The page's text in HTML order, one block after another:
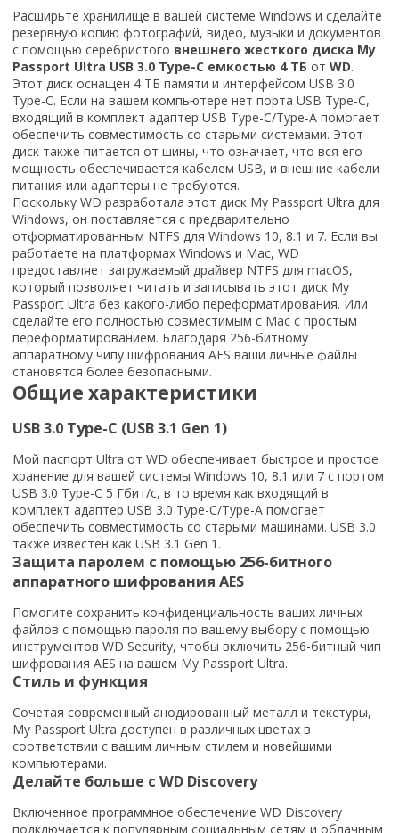
Расширьте хранилище в вашей системе Windows и сделайте
резервную копию фотографий, видео, музыки и документов
с помощью серебристого внешнего жесткого диска My
Passport Ultra USB 3.0 Type-C емкостью 4 ТБ от WD.
Этот диск оснащен 4 ТБ памяти и интерфейсом USB 3.0
Type-C. Если на вашем компьютере нет порта USB Type-C,
входящий в комплект адаптер USB Type-C/Type-A помогает
обеспечить совместимость со старыми системами. Этот
диск также питается от шины, что означает, что вся его
мощность обеспечивается кабелем USB, и внешние кабели
питания или адаптеры не требуются.
Поскольку WD разработала этот диск My Passport Ultra для
Windows, он поставляется с предварительно
отформатированным NTFS для Windows 10, 8.1 и 7. Если вы
работаете на платформах Windows и Mac, WD
предоставляет загружаемый драйвер NTFS для macOS,
который позволяет читать и записывать этот диск My
Passport Ultra без какого-либо переформатирования. Или
сделайте его полностью совместимым с Mac с простым
переформатированием. Благодаря 256-битному
аппаратному чипу шифрования AES ваши личные файлы
становятся более безопасными.
Общие характеристики
USB 3.0 Type-C (USB 3.1 Gen 1)
Мой паспорт Ultra от WD обеспечивает быстрое и простое
хранение для вашей системы Windows 10, 8.1 или 7 с портом
USB 3.0 Type-C 5 Гбит/с, в то время как входящий в
комплект адаптер USB 3.0 Type-C/Type-A помогает
обеспечить совместимость со старыми машинами. USB 3.0
также известен как USB 3.1 Gen 1.
Защита паролем с помощью 256-битного
аппаратного шифрования AES
Помогите сохранить конфиденциальность ваших личных
файлов с помощью пароля по вашему выбору с помощью
инструментов WD Security, чтобы включить 256-битный чип
шифрования AES на вашем My Passport Ultra.
Стиль и функция
Сочетая современный анодированный металл и текстуры,
My Passport Ultra доступен в различных цветах в
соответствии с вашим личным стилем и новейшими
компьютерами.
Делайте больше с WD Discovery
Включенное программное обеспечение WD Discovery
подключается к популярным социальным сетям и облачным